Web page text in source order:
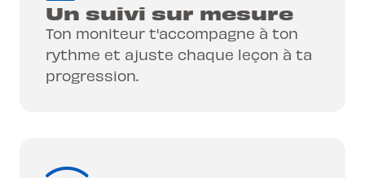
Un suivi sur mesure
Ton moniteur t'accompagne à ton
rythme et ajuste chaque leçon à ta
progression.